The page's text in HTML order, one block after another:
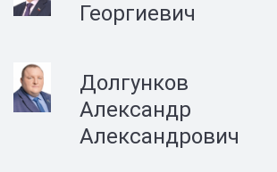
Георгиевич
Долгунков
Александр
Александрович